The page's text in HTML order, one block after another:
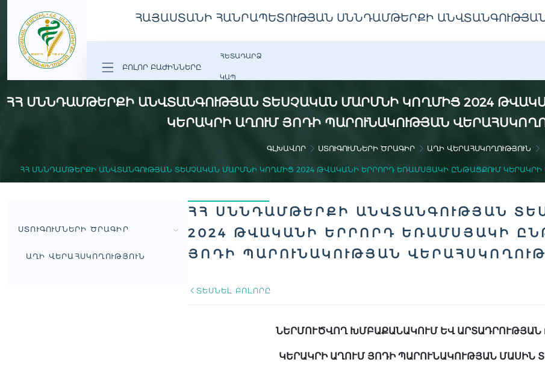
ՀԱՅԱՍՏԱՆԻ ՀԱՆՐԱՊԵՏՈՒԹՅԱՆ ՍՆՆԴԱՄԹԵՐՔԻ
ԲՈԼՈՐ ԲԱԺԻՆՆԵՐԸ
ՀԵՏԱԴԱՐՁ
ԿԱՊ
ՀՀ ՍՆՆԴԱՄԹԵՐՔԻ ԱՆՎՏԱՆԳՈՒԹՅԱՆ ՏԵՍՉԱԿԱՆ ՄԱՐՄՆԻ ԿՈՂՄԻՑ 2024
ԿԵՐԱԿՐԻ ԱՂՈՒՄ ՅՈԴԻ ՊԱՐՈՒՆԱԿՈՒԹՅԱՆ
ԳԼԽԱՎՈՐ ՍՏՈՒԳՈՒՄՆԵՐԻ ԾՐԱԳԻՐ ԱՂԻ ՎԵՐԱՀՍԿՈՂՈՒԹՅՈՒՆ
ՀՀ ՍՆՆԴԱՄԹԵՐՔԻ ԱՆՎՏԱՆԳՈՒԹՅԱՆ ՏԵՍՉԱԿԱՆ ՄԱՐՄՆԻ ԿՈՂՄԻՑ 2024 ԹՎԱԿԱՆԻ ԵՐՐՈՐԴ ԵՌԱՄՍՅԱԿԻ ԸՆԹԱՑՔՈՒՄ
ՍՏՈՒԳՈՒՄՆԵՐԻ ԾՐԱԳԻՐ
ԱՂԻ ՎԵՐԱՀՍԿՈՂՈՒԹՅՈՒՆ
ՀՀ ՍՆՆԴԱՄԹԵՐՔԻ ԱՆՎՏԱՆԳՈՒԹՅԱՆ
2024 ԹՎԱԿԱՆԻ ԵՐՐՈՐԴ ԵՌԱՄՍՅԱԿԻ
ՅՈԴԻ ՊԱՐՈՒՆԱԿՈՒԹՅԱՆ
ՏԵՍՆԵԼ ԲՈԼՈՐԸ
ՆԵՐՄՈՒԾՎՈՂ ԽՄԲԱՔԱՆԱԿՈՒՄ ԵՎ ԱՐՏԱԴՐՈՒԹՅԱՆ
ԿԵՐԱԿՐԻ ԱՂՈՒՄ ՅՈԴԻ ՊԱՐՈՒՆԱԿՈՒԹՅԱՆ ՄԱՍԻՆ